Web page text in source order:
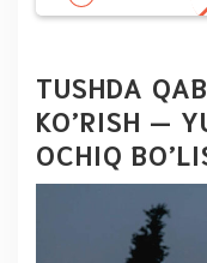
TUSHDA
KO’RISH —
OCHIQ